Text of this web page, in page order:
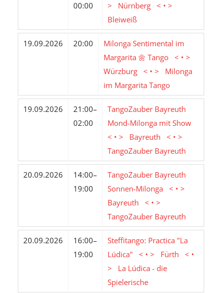
00:00
> Nürnberg < • >
Bleiweiß
19.09.2026 20:00
Milonga Sentimental im
Margarita 🌼 Tango < • >
Würzburg < • > Milonga
im Margarita Tango
19.09.2026
21:00–
02:00
TangoZauber Bayreuth
Mond-Milonga mit Show
< • > Bayreuth < • >
TangoZauber Bayreuth
20.09.2026
14:00–
19:00
TangoZauber Bayreuth
Sonnen-Milonga < • >
Bayreuth < • >
TangoZauber Bayreuth
20.09.2026
16:00–
19:00
Steffitango: Practica "La
Lúdica" < • > Fürth < •
> La Lúdica - die
Spielerische